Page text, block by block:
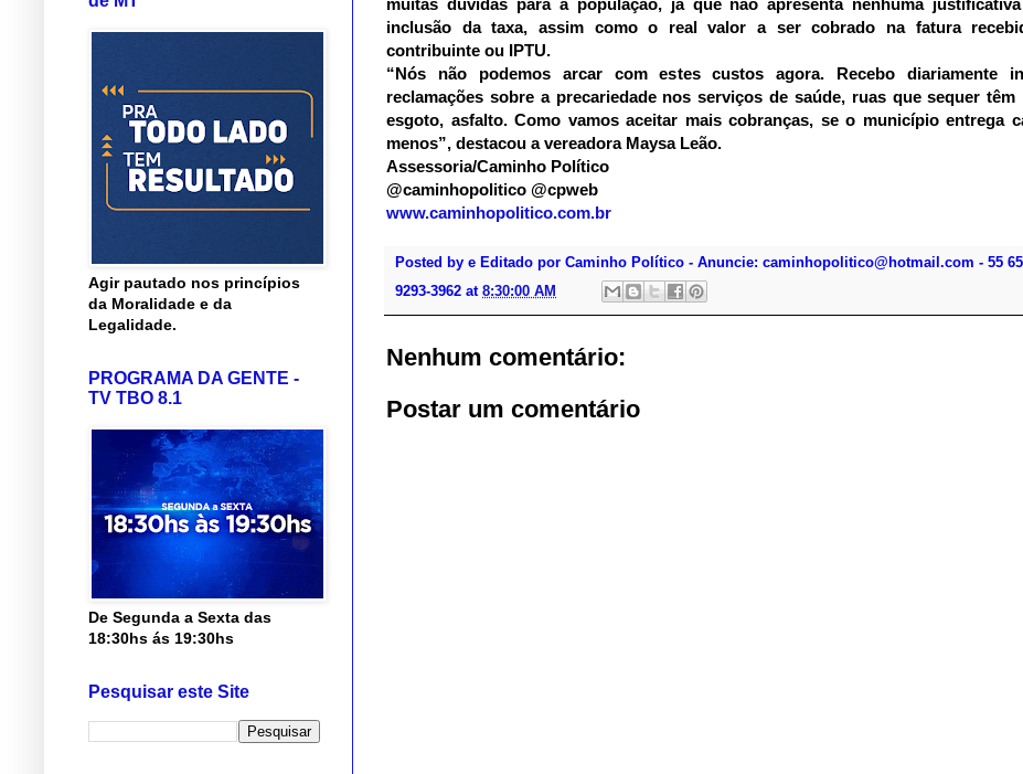
muitas dúvidas para a população, já que não apresenta nenhuma
inclusão da taxa, assim como o real valor a ser cobrado na fatura
contribuinte ou IPTU.
“Nós não podemos arcar com estes custos agora. Recebo diariamente
reclamações sobre a precariedade nos serviços de saúde, ruas que sequer têm
esgoto, asfalto. Como vamos aceitar mais cobranças, se o município entrega
menos”, destacou a vereadora Maysa Leão.
Assessoria/Caminho Político
@caminhopolitico @cpweb
www.caminhopolitico.com.br
Posted by e Editado por Caminho Político - Anuncie: caminhopolitico@hotmail.com - 55
9293-3962 at 8:30:00 AM
Nenhum comentário:
Postar um comentário
Agir pautado nos princípios
da Moralidade e da
Legalidade.
PROGRAMA DA GENTE -
TV TBO 8.1
De Segunda a Sexta das
18:30hs ás 19:30hs
Pesquisar este Site